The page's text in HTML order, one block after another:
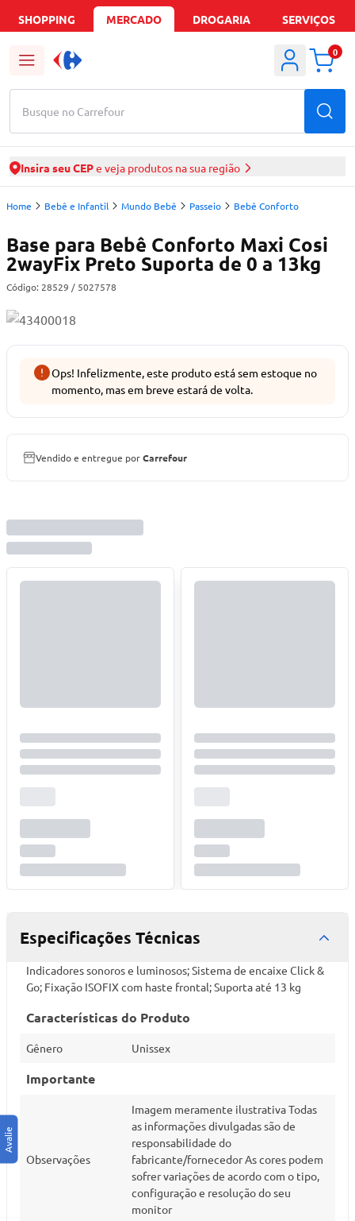
SHOPPING MERCADO DROGARIA SERVIÇOS
Busque no Carrefour
0
Insira seu CEPe veja produtos na sua região
Home Bebê e Infantil Mundo Bebê Passeio Bebê Conforto
Base para Bebê Conforto Maxi Cosi
2wayFix Preto Suporta de 0 a 13kg
Código: 28529 / 5027578
Ops! Infelizmente, este produto está sem estoque no
momento, mas em breve estará de volta.
Vendido e entregue porCarrefour
Especificações Técnicas
Indicadores sonoros e luminosos; Sistema de encaixe Click &
Go; Fixação ISOFIX com haste frontal; Suporta até 13 kg
Características do Produto
Gênero Unissex
Importante
Observações
Imagem meramente ilustrativa Todas
as informações divulgadas são de
responsabilidade do
fabricante/fornecedor As cores podem
sofrer variações de acordo com o tipo,
configuração e resolução do seu
monitor